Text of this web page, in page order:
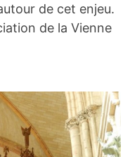
de cet enjeu.
de la Vienne